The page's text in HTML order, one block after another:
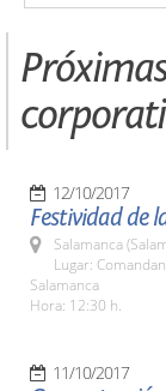
12/10/2017
Festividad de
Salamanca
Lugar:
Salamanca
Hora: 12:30 h.
11/10/2017